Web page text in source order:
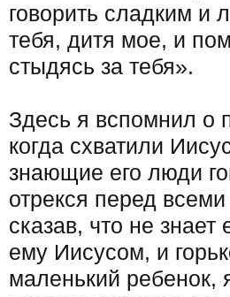
говорить сладким
тебя, дитя мое, и
стыдясь за тебя».
Здесь я вспомнил о
когда схватили
знающие его люди
отрекся перед
сказав, что не
ему Иисусом, и
маленький ребенок,